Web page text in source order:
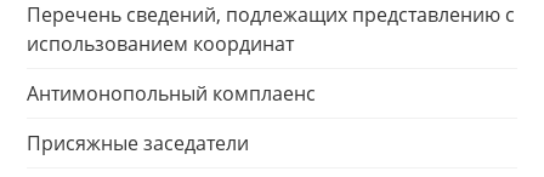
Перечень сведений, подлежащих представлению с
использованием координат
Антимонопольный комплаенс
Присяжные заседатели